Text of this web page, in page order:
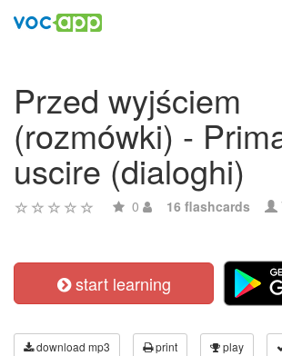
Przed wyjściem
(rozmówki) -
uscire (dialoghi)
0 16 flashcards
start learning
download mp3 print play